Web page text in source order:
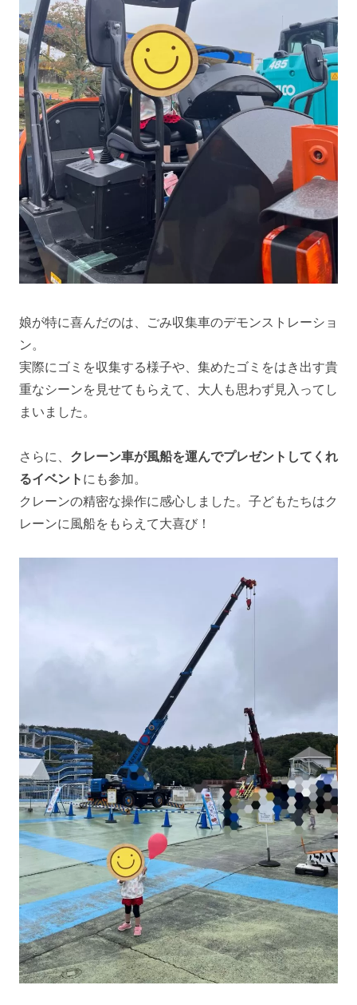
娘が特に喜んだのは、ごみ収集車のデモンストレーショ
ン。
実際にゴミを収集する様子や、集めたゴミをはき出す貴
重なシーンを見せてもらえて、大人も思わず見入ってし
まいました。
さらに、 クレーン車が風船を運んでプレゼントしてくれ
るイベント にも参加。
クレーンの精密な操作に感心しました。子どもたちはク
レーンに風船をもらえて大喜び！